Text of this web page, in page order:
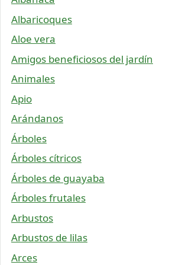
Albaricoques
Aloe vera
Amigos beneficiosos del jardín
Animales
Apio
Arándanos
Árboles
Árboles cítricos
Árboles de guayaba
Árboles frutales
Arbustos
Arbustos de lilas
Arces